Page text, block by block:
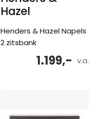
Hazel
Henders & Hazel Napels
2 zitsbank
v.a.
1.199,-